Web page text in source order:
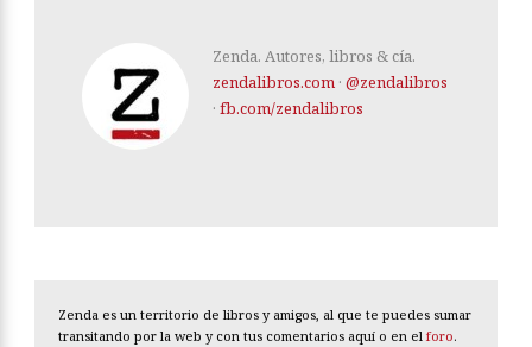
Zenda. Autores, libros & cía.
zendalibros.com · @zendalibros
· fb.com/zendalibros
Zenda es un territorio de libros y amigos, al que te puedes sumar
transitando por la web y con tus comentarios aquí o en el foro.